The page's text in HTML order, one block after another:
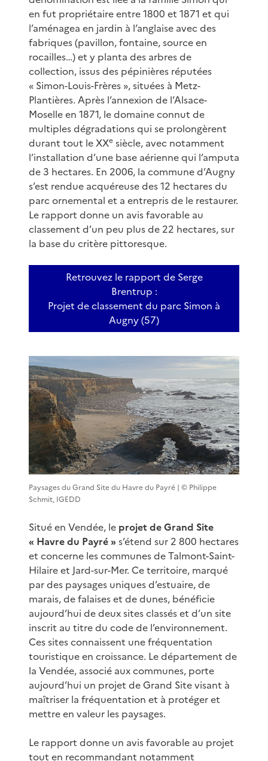
en fut propriétaire entre 1800 et 1871 et qui
l’aménagea en jardin à l’anglaise avec des
fabriques (pavillon, fontaine, source en
rocailles…) et y planta des arbres de
collection, issus des pépinières réputées
« Simon-Louis-Frères », situées à Metz-
Plantières. Après l’annexion de l’Alsace-
Moselle en 1871, le domaine connut de
multiples dégradations qui se prolongèrent
durant tout le XXe siècle, avec notamment
l’installation d’une base aérienne qui l’amputa
de 3 hectares. En 2006, la commune d’Augny
s’est rendue acquéreuse des 12 hectares du
parc ornemental et a entrepris de le restaurer.
Le rapport donne un avis favorable au
classement d’un peu plus de 22 hectares, sur
la base du critère pittoresque.
Retrouvez le rapport de Serge
Brentrup :
Projet de classement du parc Simon à
Augny (57)
Paysages du Grand Site du Havre du Payré | © Philippe
Schmit, IGEDD
Situé en Vendée, le projet de Grand Site
« Havre du Payré »s’étend sur 2 800 hectares
et concerne les communes de Talmont-Saint-
Hilaire et Jard-sur-Mer. Ce territoire, marqué
par des paysages uniques d’estuaire, de
marais, de falaises et de dunes, bénéficie
aujourd’hui de deux sites classés et d’un site
inscrit au titre du code de l’environnement.
Ces sites connaissent une fréquentation
touristique en croissance. Le département de
la Vendée, associé aux communes, porte
aujourd’hui un projet de Grand Site visant à
maîtriser la fréquentation et à protéger et
mettre en valeur les paysages.
Le rapport donne un avis favorable au projet
tout en recommandant notamment